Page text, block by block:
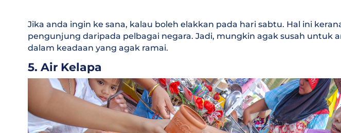
Jika anda ingin ke sana, kalau boleh elakkan pada hari sabtu. Hal ini
pengunjung daripada pelbagai negara. Jadi, mungkin agak susah untuk
dalam keadaan yang agak ramai.
5. Air Kelapa